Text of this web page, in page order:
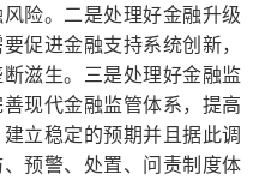
险。二是处理好金融升级
促进金融支持系统创新，
滋生。三是处理好金融监
现代金融监管体系，提高
立稳定的预期并且据此调
预警、处置、问责制度体